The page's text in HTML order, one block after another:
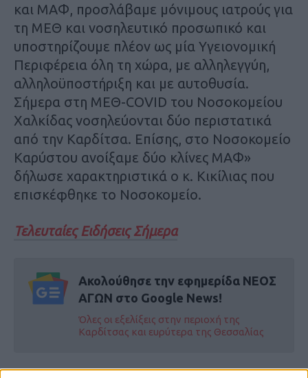
και ΜΑΦ, προσλάβαμε μόνιμους ιατρούς για
τη ΜΕΘ και νοσηλευτικό προσωπικό και
υποστηρίζουμε πλέον ως μία Υγειονομική
Περιφέρεια όλη τη χώρα, με αλληλεγγύη,
αλληλοϋποστήριξη και με αυτοθυσία.
Σήμερα στη ΜΕΘ-COVID του Νοσοκομείου
Χαλκίδας νοσηλεύονται δύο περιστατικά
από την Καρδίτσα. Επίσης, στο Νοσοκομείο
Καρύστου ανοίξαμε δύο κλίνες ΜΑΦ»
δήλωσε χαρακτηριστικά ο κ. Κικίλιας που
επισκέφθηκε το Νοσοκομείο.
Τελευταίες Ειδήσεις Σήμερα
Ακολούθησε την εφημερίδα ΝΕΟΣ
ΑΓΩΝ στο Google News!
Όλες οι εξελίξεις στην περιοχή της
Καρδίτσας και ευρύτερα της Θεσσαλίας